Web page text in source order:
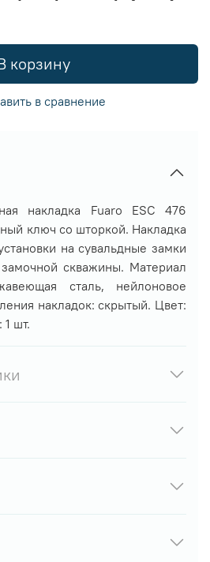
корзину
в сравнение
накладка Fuaro ESC 476
ключ со шторкой. Накладка
на сувальдные замки
скважины. Материал
сталь, нейлоновое
накладок: скрытый. Цвет:
шт.